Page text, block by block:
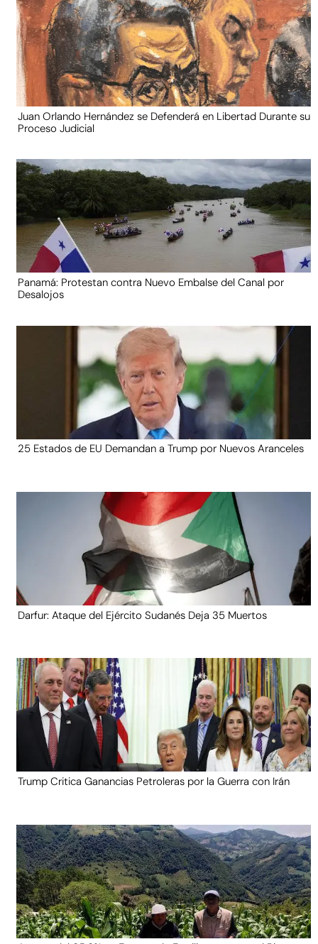
Juan Orlando Hernández se Defenderá en Libertad Durante su
Proceso Judicial
Panamá: Protestan contra Nuevo Embalse del Canal por
Desalojos
25 Estados de EU Demandan a Trump por Nuevos Aranceles
Darfur: Ataque del Ejército Sudanés Deja 35 Muertos
Trump Critica Ganancias Petroleras por la Guerra con Irán